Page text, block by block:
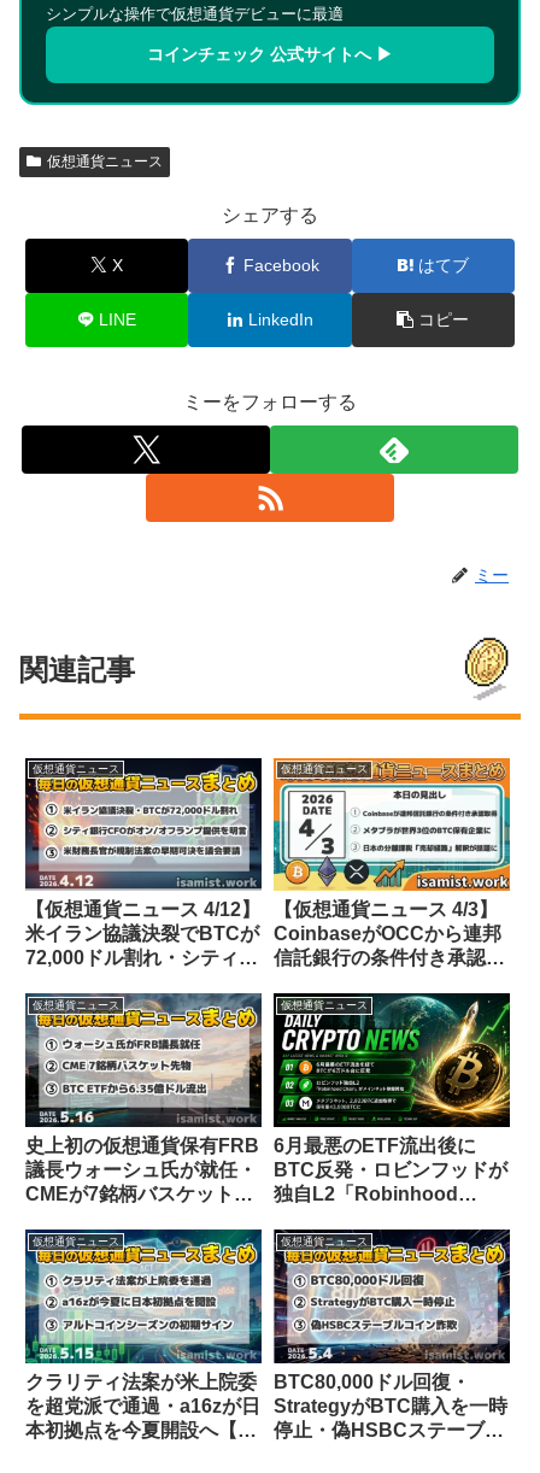
シンプルな操作で仮想通貨デビューに最適
コインチェック 公式サイトへ ▶
仮想通貨ニュース
シェアする
X Facebook はてブ
LINE LinkedIn コピー
ミーをフォローする
ミー
関連記事
仮想通貨ニュース
【仮想通貨ニュース 4/12】
米イラン協議決裂でBTCが
72,000ドル割れ・シティ銀
フランプ提供を明言・財務
長官が規制法案の早期可決
を要請
仮想通貨ニュース
【仮想通貨ニュース 4/3】
CoinbaseがOCCから連邦
信託銀行の条件付き承認取
3位のBTC保有に・日本の
分離課税の新解釈が話題
仮想通貨ニュース
史上初の仮想通貨保有FRB
議長ウォーシュ氏が就任・
CMEが7銘柄バスケット先
ス 5/16】
仮想通貨ニュース
6月最悪のETF流出後に
BTC反発・ロビンフッドが
独自L2「Robinhood
ットBTC保有43,000枚に
【仮想通貨ニュース
26/7/2】
仮想通貨ニュース
クラリティ法案が米上院委
を超党派で通過・a16zが日
本初拠点を今夏開設へ【仮
仮想通貨ニュース
BTC80,000ドル回復・
StrategyがBTC購入を一時
停止・偽HSBCステーブル